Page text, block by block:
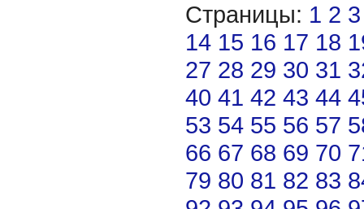
Страницы: 1 2 3
14 15 16 17 18
27 28 29 30 31
40 41 42 43 44
53 54 55 56 57
66 67 68 69 70
79 80 81 82 83